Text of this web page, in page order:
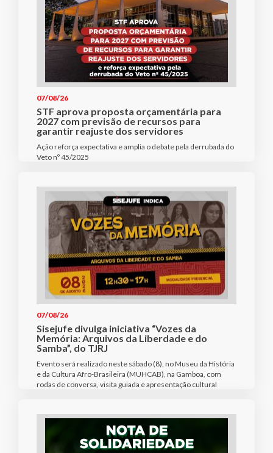
07/08/26
STF aprova proposta orçamentária para
2027 com previsão de recursos para
garantir reajuste dos servidores
Ação reforça expectativa e amplia o debate pela derrubada do
Veto nº 45/2025
07/08/26
Sisejufe divulga iniciativa “Vozes da
Memória: Arquivos da Liberdade e do
Samba”, do TJRJ
Evento será realizado neste sábado (8), no Museu da História
e da Cultura Afro-Brasileira (MUHCAB), na Gamboa, com
rodas de conversa, visita guiada e apresentação cultural